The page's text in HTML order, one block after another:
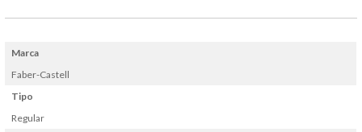
Marca
Faber-Castell
Tipo
Regular